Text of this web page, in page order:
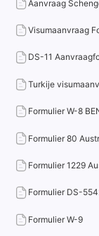
Aanvraag
Visumaanvraag
DS-11
Turkije
Formulier W-8
Formulier 80
Formulier 1229
Formulier DS-
Formulier W-9